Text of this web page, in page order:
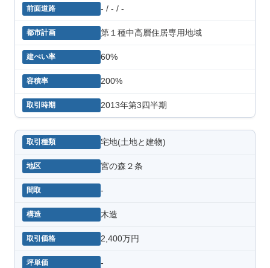
- / - / -
第１種中高層住居専用地域
60%
200%
2013年第3四半期
宅地(土地と建物)
宮の森２条
-
木造
2,400万円
-